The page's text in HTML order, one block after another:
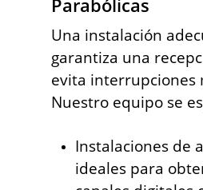
Una instalación
garantiza una
evita interrupciones
Nuestro equipo se
Instalaciones de
ideales para